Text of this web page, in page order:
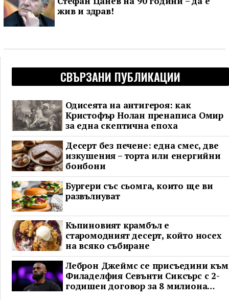
жив и здрав!
СВЪРЗАНИ ПУБЛИКАЦИИ
Одисеята на антигероя: как
Кристофър Нолан пренаписа Омир
за една скептична епоха
Десерт без печене: една смес, две
изкушения – торта или енергийни
бонбони
Бургери със сьомга, които ще ви
развълнуват
Къпиновият крамбъл е
старомодният десерт, който носех
на всяко събиране
Леброн Джеймс се присъедини към
Филаделфия Севънти Сиксърс с 2-
годишен договор за 8 милиона